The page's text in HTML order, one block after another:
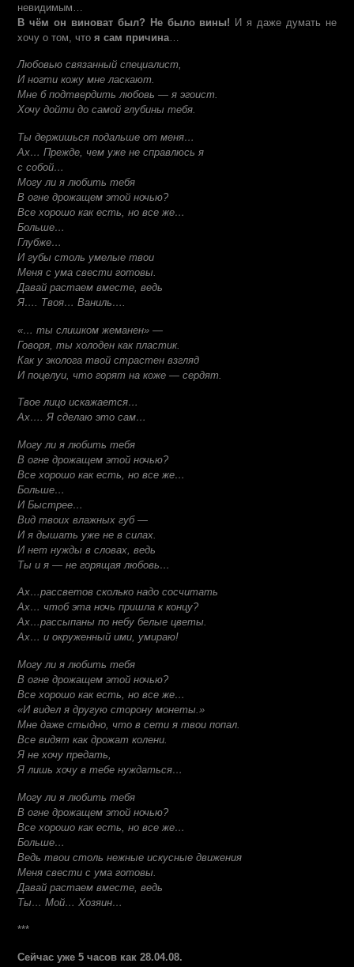
невидимым…
В чём он виноват был? Не было вины! И я даже думать не
хочу о том, чтоя сам причина
Любовью связанный специалист,
И ногти кожу мне ласкают.
Мне б подтвердить любовь — я эгоист.
Хочу дойти до самой глубины тебя.
Ты держишься подальше от меня…
Ах… Прежде, чем уже не справлюсь я
с собой…
Могу ли я любить тебя
В огне дрожащем этой ночью?
Все хорошо как есть, но все же…
Больше…
Глубже…
И губы столь умелые твои
Меня с ума свести готовы.
Давай растаем вместе, ведь
Я…. Твоя… Ваниль….
«… ты слишком жеманен» —
Говоря, ты холоден как пластик.
Как у эколога твой страстен взгляд
И поцелуи, что горят на коже — сердят.
Твое лицо искажается…
Ах…. Я сделаю это сам…
Могу ли я любить тебя
В огне дрожащем этой ночью?
Все хорошо как есть, но все же…
Больше…
И Быстрее…
Вид твоих влажных губ —
И я дышать уже не в силах.
И нет нужды в словах, ведь
Ты и я — не горящая любовь…
Ах…рассветов сколько надо сосчитать
Ах… чтоб эта ночь пришла к концу?
Ах…рассыпаны по небу белые цветы.
Ах… и окруженный ими, умираю!
Могу ли я любить тебя
В огне дрожащем этой ночью?
Все хорошо как есть, но все же…
«И видел я другую сторону монеты.»
Мне даже стыдно, что в сети я твои попал.
Все видят как дрожат колени.
Я не хочу предать,
Я лишь хочу в тебе нуждаться…
Могу ли я любить тебя
В огне дрожащем этой ночью?
Все хорошо как есть, но все же…
Больше…
Ведь твои столь нежные искусные движения
Меня свести с ума готовы.
Давай растаем вместе, ведь
Ты… Мой… Хозяин…
***
Сейчас уже 5 часов как 28.04.08.